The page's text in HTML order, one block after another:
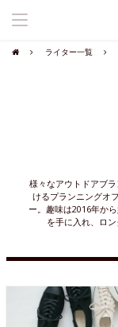
ライター一覧
様々なアウトドアブ
けるプランニングオ
ー。趣味は2016年か
を手に入れ、ロ